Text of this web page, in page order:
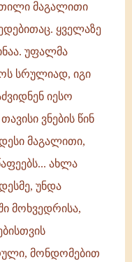
მაგალითი
ყველაზე
უფალმა
სრულიად, იგი
იესო
ვნების წინ
მაგალითი,
ახლა
უნდა
მოხვედრისა,
მონდომებით